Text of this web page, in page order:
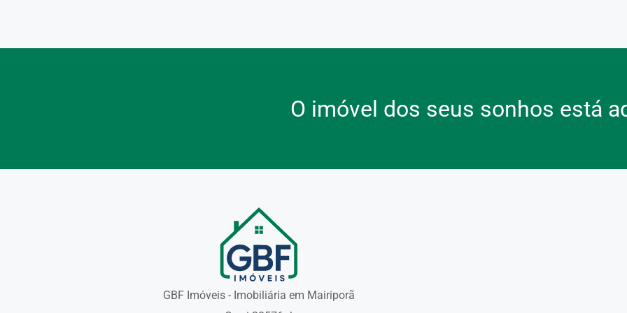
O imóvel dos seus sonhos está
GBF Imóveis - Imobiliária em Mairiporã